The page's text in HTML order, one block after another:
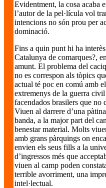
Evidentment, la cosa acaba
l’autor de la pel·lícula vol
intencions no són prou per
dominació.
Fins a quin punt hi ha
Catalunya de comarques?,
amunt. El problema del
no es correspon als tòpics
actual té poc en comú amb
extremenys de la guerra
facendados brasilers que no
Viuen al darrere d’una
banda, a la major part del
benestar material. Molts
amb grans pàrquings on
envien els seus fills a la
d’ingressos més que
viuen al camp poden
terrible avorriment, una
intel·lectual.